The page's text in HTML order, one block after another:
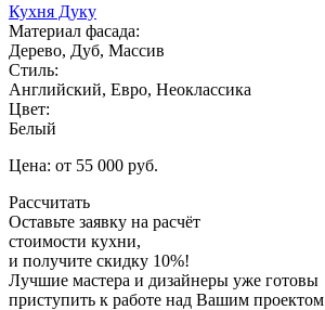
Кухня Дуку
Материал фасада:
Дерево, Дуб, Массив
Стиль:
Английский, Евро, Неоклассика
Цвет:
Белый
Цена: от 55 000 руб.
Рассчитать
Оставьте заявку на расчёт
стоимости кухни,
и получите скидку 10%!
Лучшие мастера и дизайнеры уже готовы
приступить к работе над Вашим проектом